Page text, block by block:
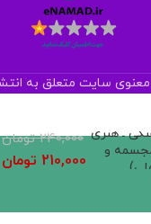
سایت متعلق به
ـ هنری
(مجسمه و
240,000 تومان
210,000 تومان